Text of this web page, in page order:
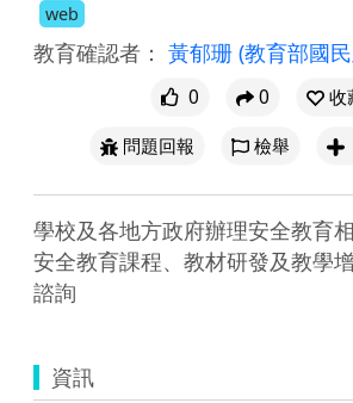
web
教育確認者： 黃郁珊 (教育部國
0 0
收
問題回報
檢舉
學校及各地方政府辦理安全教育
安全教育課程、教材研發及教學
諮詢
資訊